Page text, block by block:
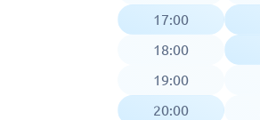
17:00
18:00
19:00
20:00